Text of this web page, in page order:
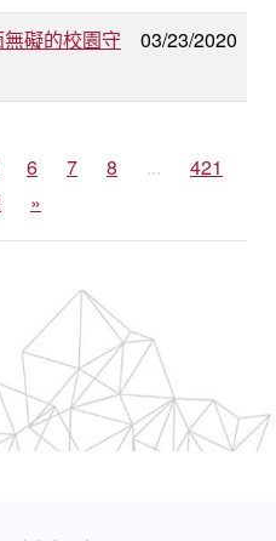
礙的校園守
03/23/2020
6 7 8 ...
421
»